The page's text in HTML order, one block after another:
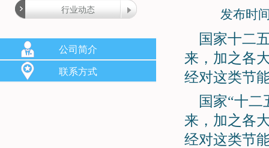
行业动态
公司简介
联系方式
发布时
国家十二
来，加之各
经对这类节
国家“十
来，加之各
经对这类节